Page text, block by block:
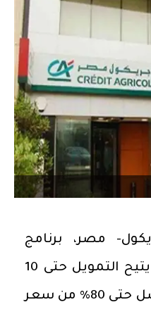
مصر، برنامج
التمويل العقاري، حيث يتيح التمويل حتى 10
ملايين جنيه، وتمويل يصل حتى 80% من سعر